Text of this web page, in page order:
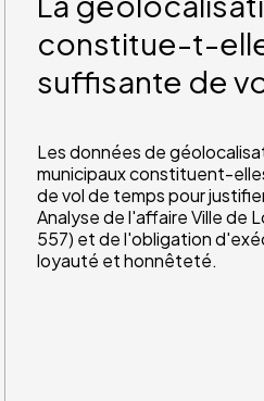
constitue-t-
suffisante de
Les données de
municipaux constituent-
de vol de temps pour
Analyse de l'affaire Ville de
557) et de l'obligation
loyauté et honnêteté.